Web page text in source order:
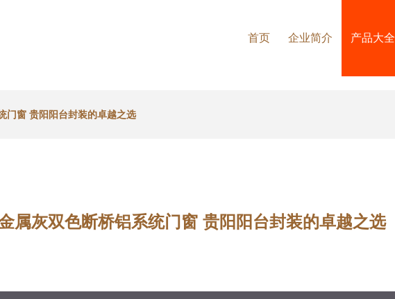
首页 企业简介 产品大全
门窗 贵阳阳台封装的卓越之选
属灰双色断桥铝系统门窗 贵阳阳台封装的卓越之选